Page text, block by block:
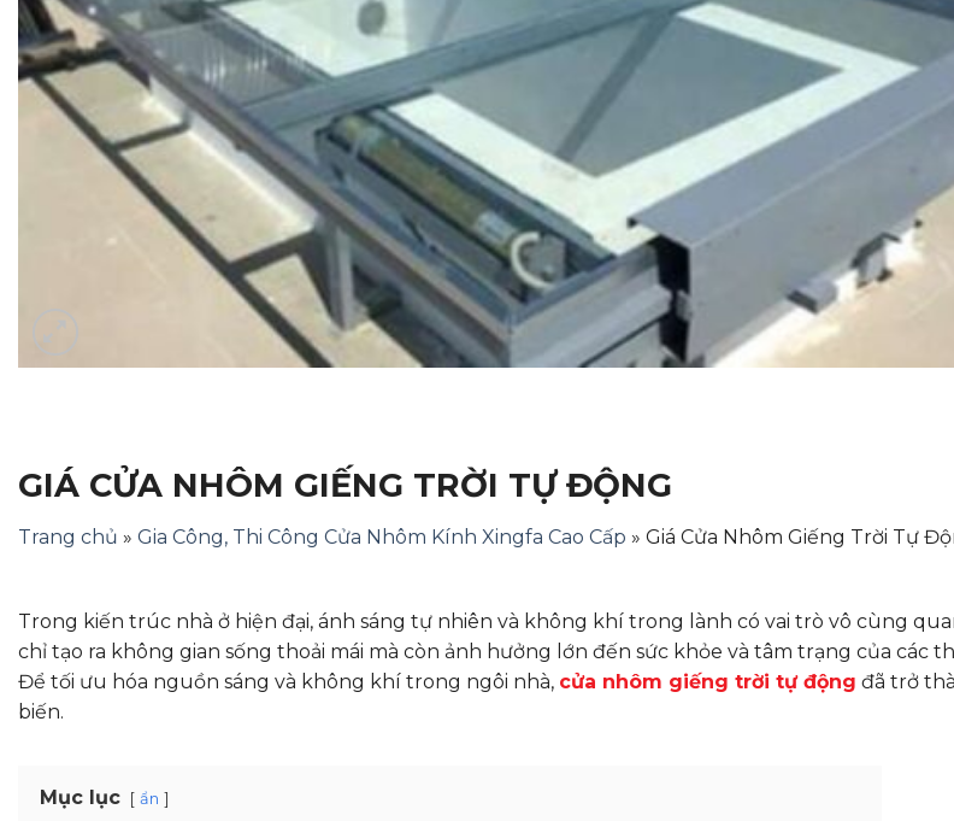
GIÁ CỬA NHÔM GIẾNG TRỜI TỰ ĐỘNG
Trang chủ » Gia Công, Thi Công Cửa Nhôm Kính Xingfa Cao Cấp » Giá Cửa Nhôm Giếng Trời Tự
Trong kiến trúc nhà ở hiện đại, ánh sáng tự nhiên và không khí trong lành có vai trò vô cùng
chỉ tạo ra không gian sống thoải mái mà còn ảnh hưởng lớn đến sức khỏe và tâm trạng của các
Để tối ưu hóa nguồn sáng và không khí trong ngôi nhà, cửa nhôm giếng trời tự động đã trở
biến.
Mục lục ẩn